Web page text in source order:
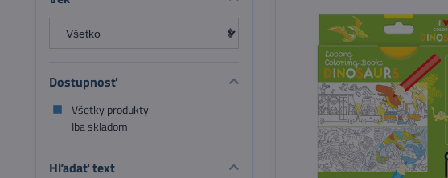
Dostupnosť
Všetky produkty
Iba skladom
Hľadať text